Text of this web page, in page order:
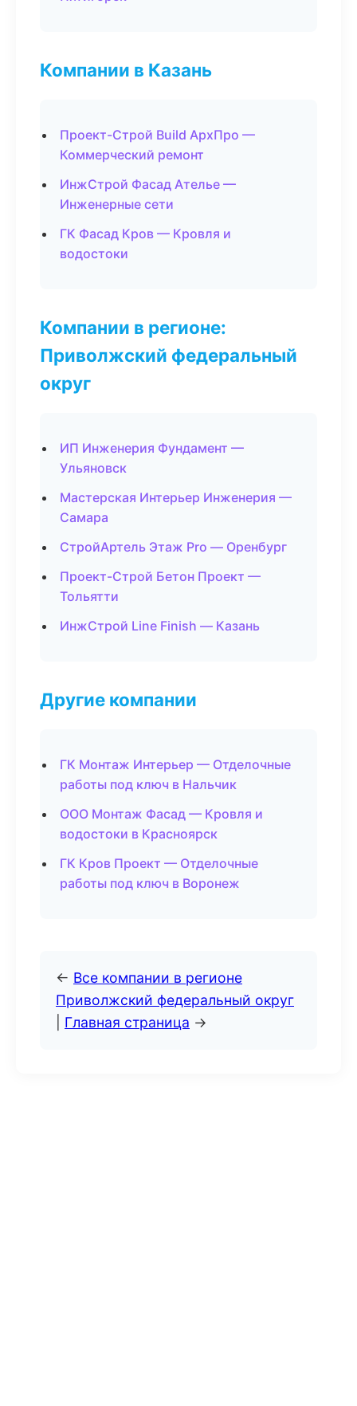
Компании в Казань
Проект-Строй Build АрхПро —
Коммерческий ремонт
ИнжСтрой Фасад Ателье —
Инженерные сети
ГК Фасад Кров — Кровля и
водостоки
Компании в регионе:
Приволжский федеральный
округ
ИП Инженерия Фундамент —
Ульяновск
Мастерская Интерьер Инженерия —
Самара
СтройАртель Этаж Pro — Оренбург
Проект-Строй Бетон Проект —
Тольятти
ИнжСтрой Line Finish — Казань
Другие компании
ГК Монтаж Интерьер — Отделочные
работы под ключ в Нальчик
ООО Монтаж Фасад — Кровля и
водостоки в Красноярск
ГК Кров Проект — Отделочные
работы под ключ в Воронеж
← Все компании в регионе
Приволжский федеральный округ
Главная страница →